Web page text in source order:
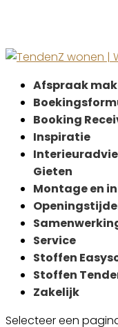
Afspraak
Booking
Inspiratie
Gieten
Montage en
Service
Stoffen
Stoffen
Zakelijk
Selecteer een